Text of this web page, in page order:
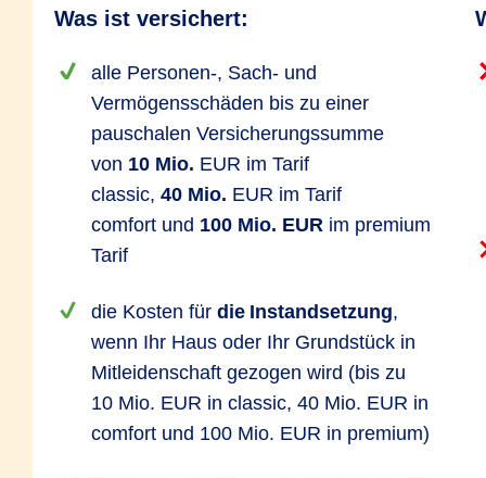
Was ist versichert:
alle Personen-, Sach- und
Vermögensschäden bis zu einer
pauschalen Versicherungssumme
von 10 Mio. EUR im Tarif
classic, 40 Mio. EUR im Tarif
comfort und 100 Mio. EUR im premium
Tarif
die Kosten für die Instandsetzung,
wenn Ihr Haus oder Ihr Grundstück in
Mitleidenschaft gezogen wird (bis zu
10 Mio. EUR in classic, 40 Mio. EUR in
comfort und 100 Mio. EUR in premium)